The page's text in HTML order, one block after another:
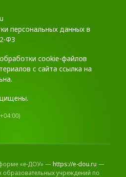
персональных данных в
ФЗ
cookie-файлов
c сайта ссылка на
«е-ДОУ» — https://e-dou.ru —
учреждений по